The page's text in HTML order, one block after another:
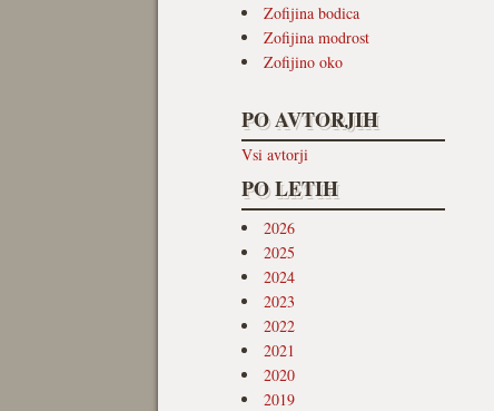
Zofijina bodica
Zofijina modrost
Zofijino oko
PO AVTORJIH
Vsi avtorji
PO LETIH
2026
2025
2024
2023
2022
2021
2020
2019